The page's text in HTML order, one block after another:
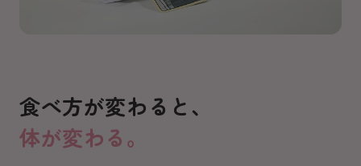
食べ方が変わると、
体が変わる。